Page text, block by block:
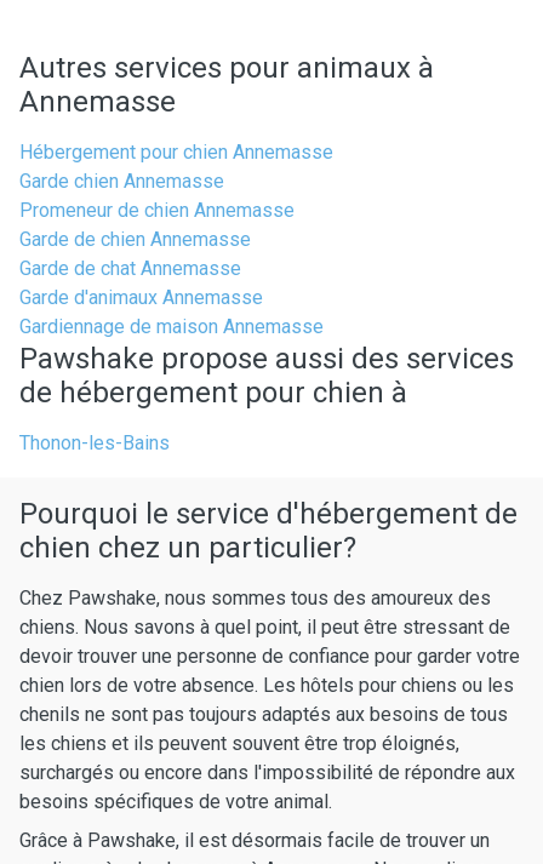
Autres services pour animaux à
Annemasse
Hébergement pour chien Annemasse
Garde chien Annemasse
Promeneur de chien Annemasse
Garde de chien Annemasse
Garde de chat Annemasse
Garde d'animaux Annemasse
Gardiennage de maison Annemasse
Pawshake propose aussi des services
de hébergement pour chien à
Thonon-les-Bains
Pourquoi le service d'hébergement de
chien chez un particulier?
Chez Pawshake, nous sommes tous des amoureux des
chiens. Nous savons à quel point, il peut être stressant de
devoir trouver une personne de confiance pour garder votre
chien lors de votre absence. Les hôtels pour chiens ou les
chenils ne sont pas toujours adaptés aux besoins de tous
les chiens et ils peuvent souvent être trop éloignés,
surchargés ou encore dans l'impossibilité de répondre aux
besoins spécifiques de votre animal.
Grâce à Pawshake, il est désormais facile de trouver un